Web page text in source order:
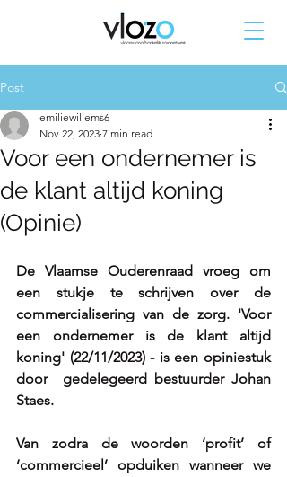
Post
Voor een ondernemer is
de klant altijd koning
(Opinie)
emiliewillems6
Nov 22, 2023 7 min read
De Vlaamse Ouderenraad vroeg om
een stukje te schrijven over de
commercialisering van de zorg. 'Voor
een ondernemer is de klant altijd
koning' (22/11/2023) - is een opiniestuk
door  gedelegeerd bestuurder Johan
Staes.
Van zodra de woorden ‘profit’ of
‘commercieel’ opduiken wanneer we